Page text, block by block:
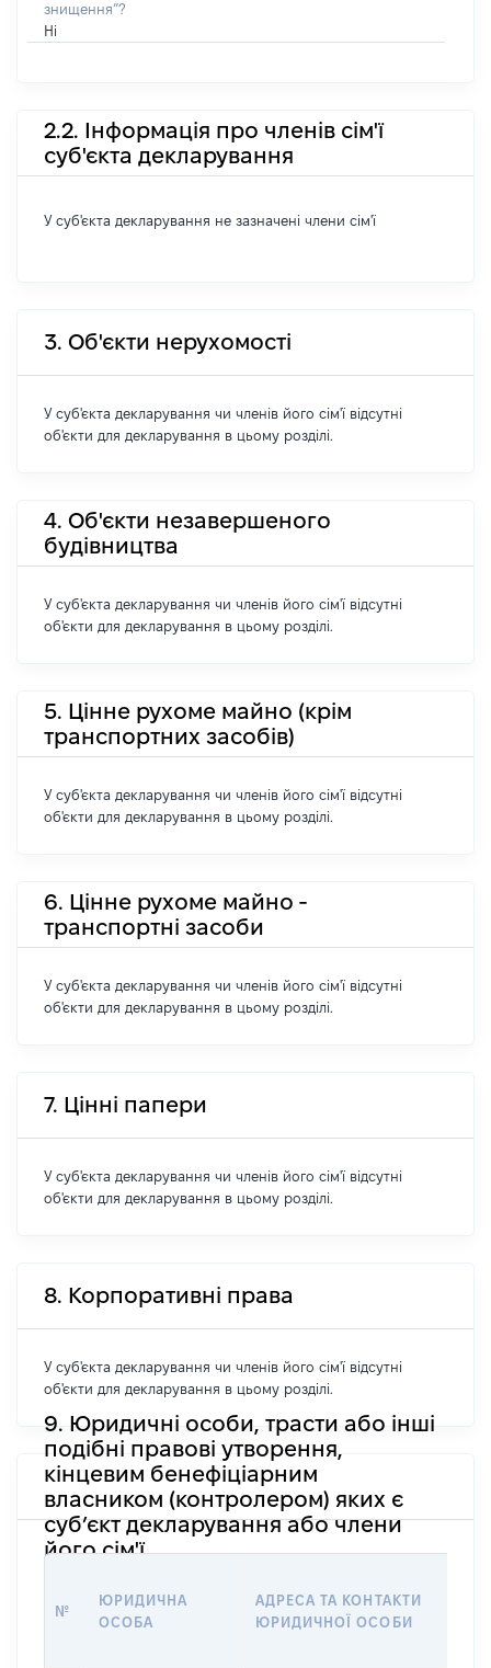
знищення”?
Ні
2.2. Інформація про членів сім'ї
суб'єкта декларування
У суб'єкта декларування не зазначені члени сім'ї
3. Об'єкти нерухомості
У суб'єкта декларування чи членів його сім'ї відсутні
об'єкти для декларування в цьому розділі.
4. Об'єкти незавершеного
будівництва
У суб'єкта декларування чи членів його сім'ї відсутні
об'єкти для декларування в цьому розділі.
5. Цінне рухоме майно (крім
транспортних засобів)
У суб'єкта декларування чи членів його сім'ї відсутні
об'єкти для декларування в цьому розділі.
6. Цінне рухоме майно -
транспортні засоби
У суб'єкта декларування чи членів його сім'ї відсутні
об'єкти для декларування в цьому розділі.
7. Цінні папери
У суб'єкта декларування чи членів його сім'ї відсутні
об'єкти для декларування в цьому розділі.
8. Корпоративні права
У суб'єкта декларування чи членів його сім'ї відсутні
об'єкти для декларування в цьому розділі.
9. Юридичні особи, трасти або інші
подібні правові утворення,
кінцевим бенефіціарним
власником (контролером) яких є
суб’єкт декларування або члени
його сім'ї
№
ЮРИДИЧНА
ОСОБА
АДРЕСА ТА КОНТАКТИ
ЮРИДИЧНОЇ ОСОБИ